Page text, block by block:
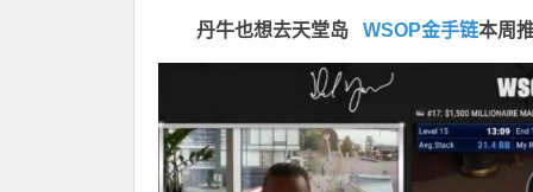
丹牛也想去天堂岛 WSOP金手链本周